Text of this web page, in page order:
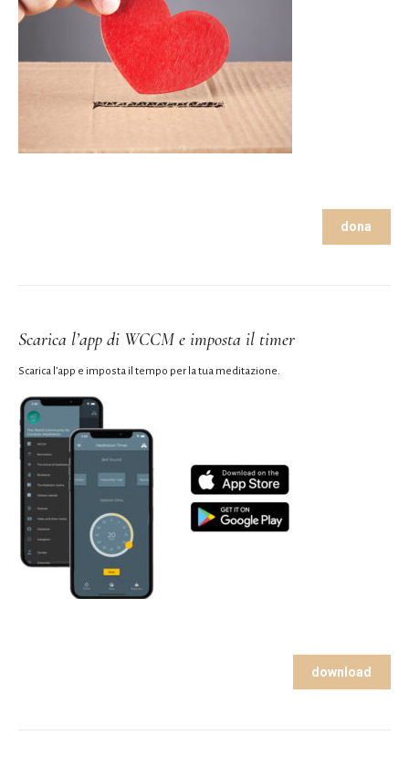
dona
Scarica l’app di WCCM e imposta il timer
Scarica l’app e imposta il tempo per la tua meditazione.
download